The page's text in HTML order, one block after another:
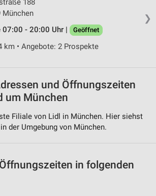
❯
188
München
07:00 - 20:00 Uhr |
Geöffnet
km • Angebote: 2 Prospekte
und Öffnungszeiten
um München
Filiale von Lidl in München. Hier siehst
der Umgebung von München.
in folgenden